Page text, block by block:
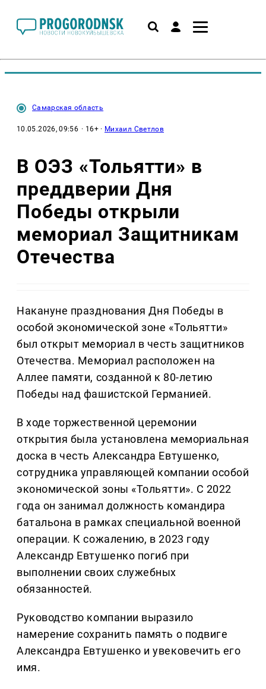
Самарская область
10.05.2026, 09:56 · 16+ · Михаил Светлов
В ОЭЗ «Тольятти» в
преддверии Дня
Победы открыли
мемориал Защитникам
Отечества
Накануне празднования Дня Победы в
особой экономической зоне «Тольятти»
был открыт мемориал в честь защитников
Отечества. Мемориал расположен на
Аллее памяти, созданной к 80-летию
Победы над фашистской Германией.
В ходе торжественной церемонии
открытия была установлена мемориальная
доска в честь Александра Евтушенко,
сотрудника управляющей компании особой
экономической зоны «Тольятти». С 2022
года он занимал должность командира
батальона в рамках специальной военной
операции. К сожалению, в 2023 году
Александр Евтушенко погиб при
выполнении своих служебных
обязанностей.
Руководство компании выразило
намерение сохранить память о подвиге
Александра Евтушенко и увековечить его
имя.